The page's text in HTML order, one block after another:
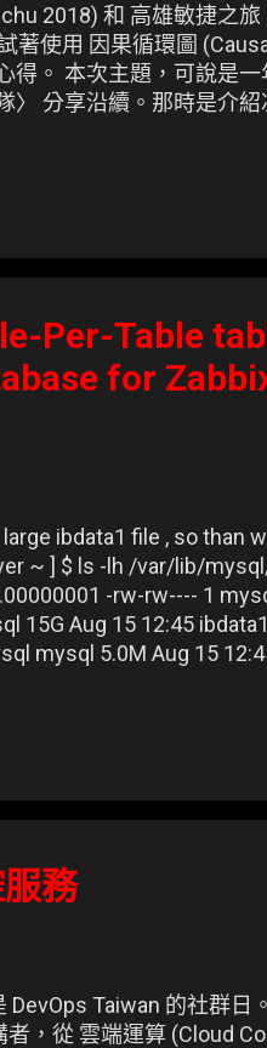
2018) 和 高雄敏捷之
著使用 因果循環圖
得。 本次主題，可說是
〉 分享沿續。那時是介
Per-Table
for
ibdata1 file , so than
~ ] $ ls -lh /var/lib/
-rw-rw---- 1
15G Aug 15 12:45
mysql 5.0M Aug 15
zabbix ▲ We can see
務
DevOps Taiwan 的社群日
，從 雲端運算 (Cloud